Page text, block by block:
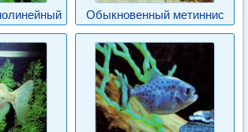
Обыкновенный метиннис